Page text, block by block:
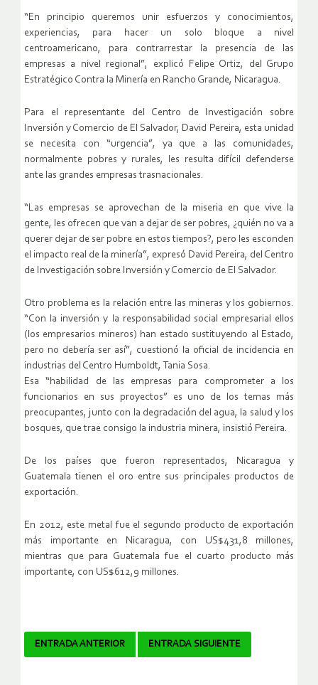
“En principio queremos unir esfuerzos y conocimientos,
experiencias, para hacer un solo bloque a nivel
centroamericano, para contrarrestar la presencia de las
empresas a nivel regional”, explicó Felipe Ortiz, del Grupo
Estratégico Contra la Minería en Rancho Grande, Nicaragua.
Para el representante del Centro de Investigación sobre
Inversión y Comercio de El Salvador, David Pereira, esta unidad
se necesita con “urgencia”, ya que a las comunidades,
normalmente pobres y rurales, les resulta difícil defenderse
ante las grandes empresas trasnacionales.
“Las empresas se aprovechan de la miseria en que vive la
gente, les ofrecen que van a dejar de ser pobres, ¿quién no va a
querer dejar de ser pobre en estos tiempos?, pero les esconden
el impacto real de la minería”, expresó David Pereira, del Centro
de Investigación sobre Inversión y Comercio de El Salvador.
Otro problema es la relación entre las mineras y los gobiernos.
“Con la inversión y la responsabilidad social empresarial ellos
(los empresarios mineros) han estado sustituyendo al Estado,
pero no debería ser así”, cuestionó la oficial de incidencia en
industrias del Centro Humboldt, Tania Sosa.
Esa “habilidad de las empresas para comprometer a los
funcionarios en sus proyectos” es uno de los temas más
preocupantes, junto con la degradación del agua, la salud y los
bosques, que trae consigo la industria minera, insistió Pereira.
De los países que fueron representados, Nicaragua y
Guatemala tienen el oro entre sus principales productos de
exportación.
En 2012, este metal fue el segundo producto de exportación
más importante en Nicaragua, con US$431,8 millones,
mientras que para Guatemala fue el cuarto producto más
importante, con US$612,9 millones.
Navegador
ENTRADA ANTERIOR ENTRADA SIGUIENTE